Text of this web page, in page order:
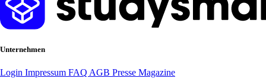
Unternehmen
Login Impressum FAQ AGB Presse Magazine